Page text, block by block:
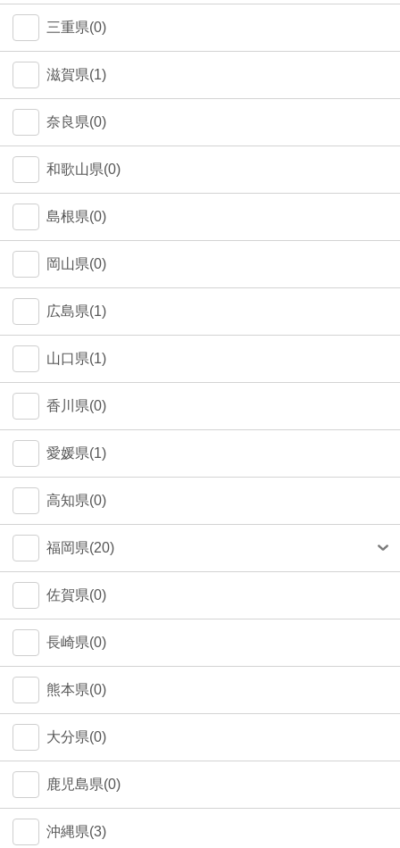
北区(0)
中野区(0)
江東区(0)
名古屋市(14)
三重県(0)
滋賀県(1)
奈良県(0)
和歌山県(0)
島根県(0)
岡山県(0)
広島県(1)
山口県(1)
香川県(0)
愛媛県(1)
高知県(0)
福岡県(20)
福岡市(19)
佐賀県(0)
長崎県(0)
熊本県(0)
大分県(0)
鹿児島県(0)
沖縄県(3)